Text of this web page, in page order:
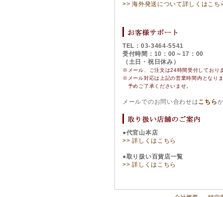
>> 海外発送について詳しくはこち
TEL：03-3464-5541
受付時間：10：00～17：00
（土日・祝日休み）
※メール、ご注文は24時間受付しており
※ メール対応は上記の営業時間内となり
予めご了承くださいませ。
メールでのお問い合わせはこちら
●代官山本店
>> 詳しくはこちら
●取り扱い百貨店一覧
>> 詳しくはこちら